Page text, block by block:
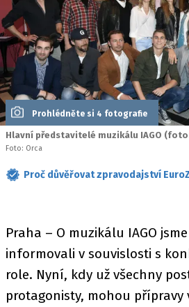
Prohlédněte si 4 fotografie
Hlavní představitelé muzikálu IAGO
Foto: Orca
Proč důvěřovat zpravodajství
Praha – O muzikálu IAGO
informovali v souvislosti s
role. Nyní, kdy už všechny
protagonisty, mohou přípravy